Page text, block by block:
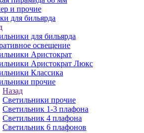
и прочие
для бильярда
для бильярда
освещение
Аристократ
Аристократ Люкс
Классика
прочие
Назад
Светильники прочие
Светильник 1-3 плафона
Светильник 4 плафона
Светильник 6 плафонов